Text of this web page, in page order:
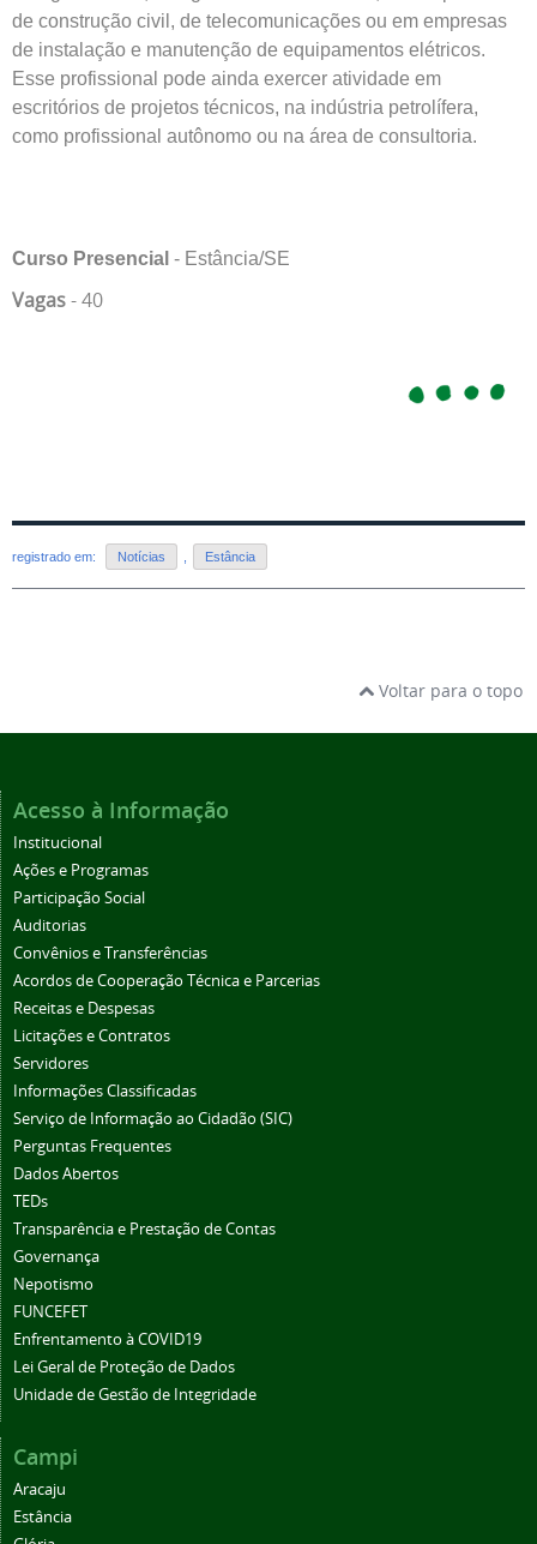
de construção civil, de telecomunicações ou em empresas
de instalação e manutenção de equipamentos elétricos.
Esse profissional pode ainda exercer atividade em
escritórios de projetos técnicos, na indústria petrolífera,
como profissional autônomo ou na área de consultoria.
Curso Presencial - Estância/SE
Vagas- 40
registrado em: Notícias Estância
Voltar para o topo
Acesso à Informação
Institucional
Ações e Programas
Participação Social
Auditorias
Convênios e Transferências
Acordos de Cooperação Técnica e Parcerias
Receitas e Despesas
Licitações e Contratos
Servidores
Informações Classificadas
Serviço de Informação ao Cidadão (SIC)
Perguntas Frequentes
Dados Abertos
TEDs
Transparência e Prestação de Contas
Governança
Nepotismo
FUNCEFET
Enfrentamento à COVID19
Lei Geral de Proteção de Dados
Unidade de Gestão de Integridade
Campi
Aracaju
Estância